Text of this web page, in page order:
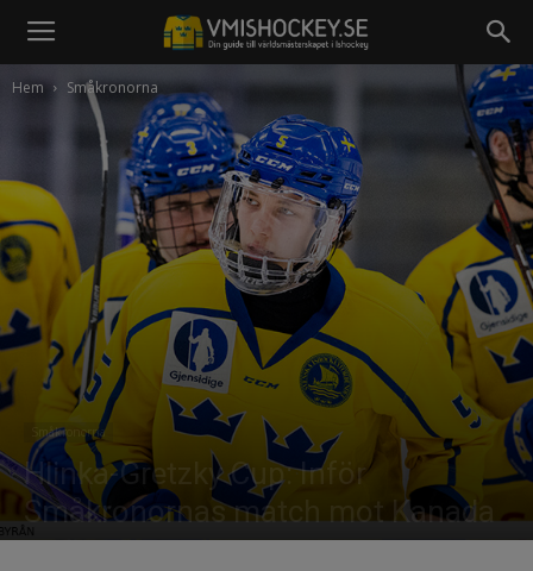
Hem Småkronorna
Småkronorna
Hlinka-Gretzky Cup: Inför
Småkronornas match mot Kanada